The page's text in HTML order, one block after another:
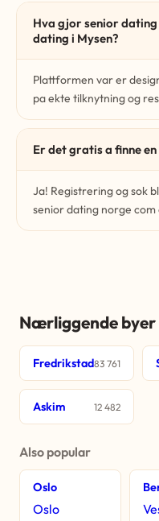
Hva gjor senior
dating i Mysen?
Plattformen var er
pa ekte tilknytning og
Er det gratis a finne
Ja! Registrering og sok
senior dating norge
Nærliggende byer
Fredrikstad83 761
Askim 12 482
Also popular
Oslo
Oslo